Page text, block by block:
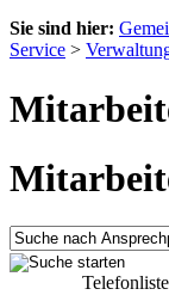
Sie sind hier:
Service >